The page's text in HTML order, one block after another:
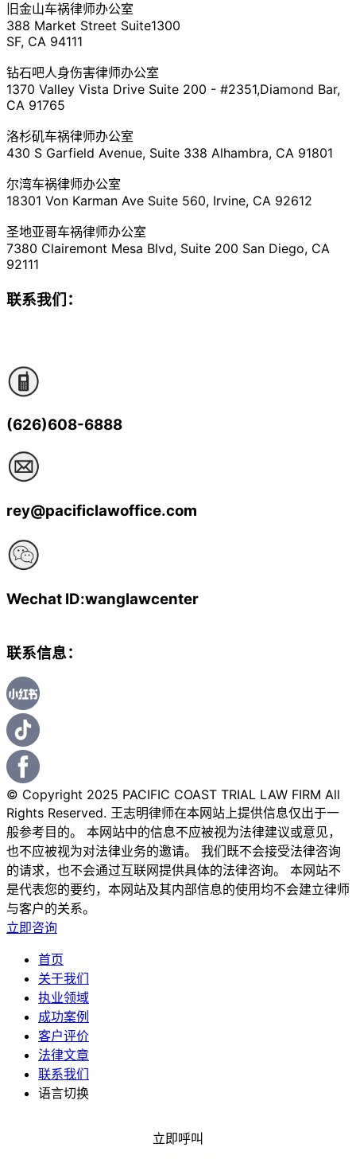
旧金山车祸律师办公室
388 Market Street Suite1300
SF, CA 94111
钻石吧人身伤害律师办公室
1370 Valley Vista Drive Suite 200 - #2351,Diamond Bar,
CA 91765
洛杉矶车祸律师办公室
430 S Garfield Avenue, Suite 338 Alhambra, CA 91801
尔湾车祸律师办公室
18301 Von Karman Ave Suite 560, Irvine, CA 92612
圣地亚哥车祸律师办公室
7380 Clairemont Mesa Blvd, Suite 200 San Diego, CA
92111
联系我们：
(626)608-6888
rey@pacificlawoffice.com
Wechat ID:wanglawcenter
联系信息：
© Copyright 2025 PACIFIC COAST TRIAL LAW FIRM All
Rights Reserved. 王志明律师在本网站上提供信息仅出于一
般参考目的。 本网站中的信息不应被视为法律建议或意见，
也不应被视为对法律业务的邀请。 我们既不会接受法律咨询
的请求，也不会通过互联网提供具体的法律咨询。 本网站不
是代表您的要约，本网站及其内部信息的使用均不会建立律师
与客户的关系。
立即咨询
首页
关于我们
执业领域
成功案例
客户评价
法律文章
联系我们
语言切换
立即呼叫